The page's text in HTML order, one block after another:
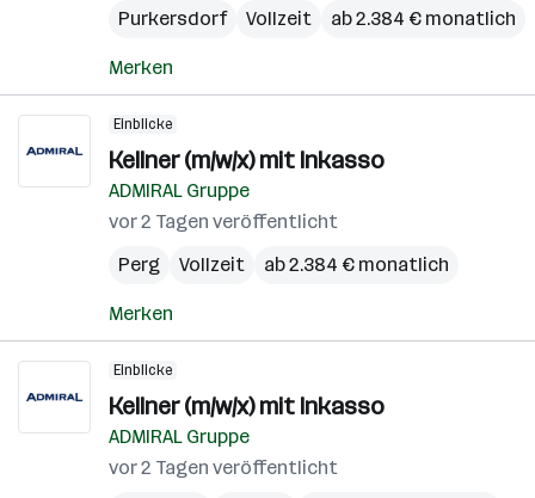
Purkersdorf
Vollzeit ab 2.384 € monatlich
Merken
Einblicke
Kellner (m/w/x) mit Inkasso
ADMIRAL Gruppe
vor 2 Tagen veröffentlicht
Perg
Vollzeit ab 2.384 € monatlich
Merken
Einblicke
Kellner (m/w/x) mit Inkasso
ADMIRAL Gruppe
vor 2 Tagen veröffentlicht